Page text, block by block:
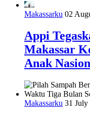
Makassarku 02
Appi
Makassar
Anak
Makassarku 31 July